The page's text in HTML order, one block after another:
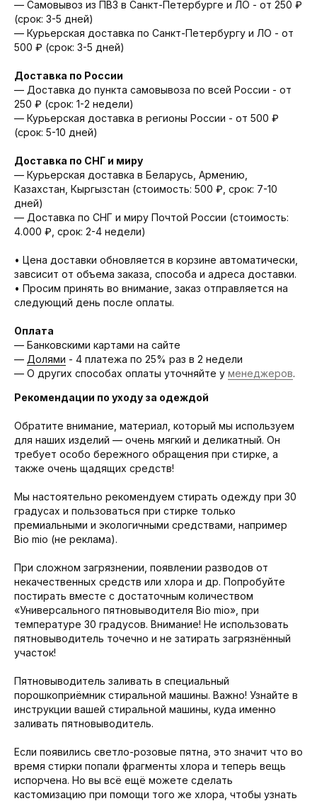
— Cамовывоз из ПВЗ в Санкт-Петербурге и ЛО - от 250 ₽
(срок: 3-5 дней)
— Курьерская доставка по Санкт-Петербургу и ЛО - от
500 ₽ (срок: 3-5 дней)
Доставка по России
— Доставка до пункта самовывоза по всей России - от
250 ₽ (срок: 1-2 недели)
— Курьерская доставка в регионы России - от 500 ₽
(срок: 5-10 дней)
Доставка по СНГ и миру
— Курьерская доставка в Беларусь, Армению,
Казахстан, Кыргызстан (стоимость: 500 ₽, срок: 7-10
дней)
— Доставка по СНГ и миру Почтой России (стоимость:
4.000 ₽, срок: 2-4 недели)
• Цена доставки обновляется в корзине автоматически,
завсисит от объема заказа, способа и адреса доставки.
• Просим принять во внимание, заказ отправляется на
следующий день после оплаты.
Оплата
— Банковскими картами на сайте
— Долями - 4 платежа по 25% раз в 2 недели
— О других способах оплаты уточняйте у менеджеров.
Рекомендации по уходу за одеждой
Обратите внимание, материал, который мы используем
для наших изделий — очень мягкий и деликатный. Он
требует особо бережного обращения при стирке, а
также очень щадящих средств!
Мы настоятельно рекомендуем стирать одежду при 30
градусах и пользоваться при стирке только
премиальными и экологичными средствами, например
Bio mio (не реклама).
При сложном загрязнении, появлении разводов от
некачественных средств или хлора и др. Попробуйте
постирать вместе с достаточным количеством
«Универсального пятновыводителя Bio mio», при
температуре 30 градусов. Внимание! Не использовать
пятновыводитель точечно и не затирать загрязнённый
участок!
Пятновыводитель заливать в специальный
порошкоприёмник стиральной машины. Важно! Узнайте в
инструкции вашей стиральной машины, куда именно
заливать пятновыводитель.
Если появились светло-розовые пятна, это значит что во
время стирки попали фрагменты хлора и теперь вещь
испорчена. Но вы всё ещё можете сделать
кастомизацию при помощи того же хлора, чтобы узнать